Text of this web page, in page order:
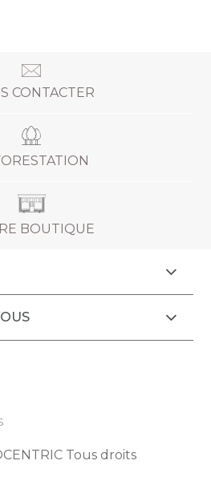
CONTACTER
BOUTIQUE
Tous droits
et votre façon